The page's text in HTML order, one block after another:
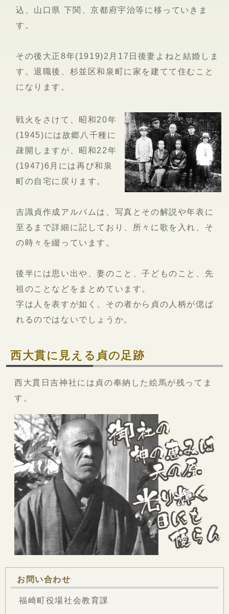
込、山口県 下関、京都府宇治等に移っていきま
す。
その後大正8年(1919)2月17日後妻よねと結婚しま
す。退職後、杉並区和泉町に家を建てて住むこと
になります。
戦火をさけて、昭和20年
(1945)には故郷八千種に
疎開しますが、昭和22年
(1947)6月には再び和泉
町の自宅に戻ります。
吉識貞作成アルバムは、写真とその解説や年表に
至るまで詳細に記しており、所々に歌を入れ、そ
の時々を綴っています。
後半には思い出や、妻のこと、子どものこと、先
祖のことなどをまとめています。
字は人を表すが如く、その者から貞の人柄が偲ば
れるのではないでしょうか。
西大貫に見える貞の足跡
西大貫日吉神社には貞の奉納した絵馬が残ってま
す。
お問い合わせ
福崎町役場社会教育課